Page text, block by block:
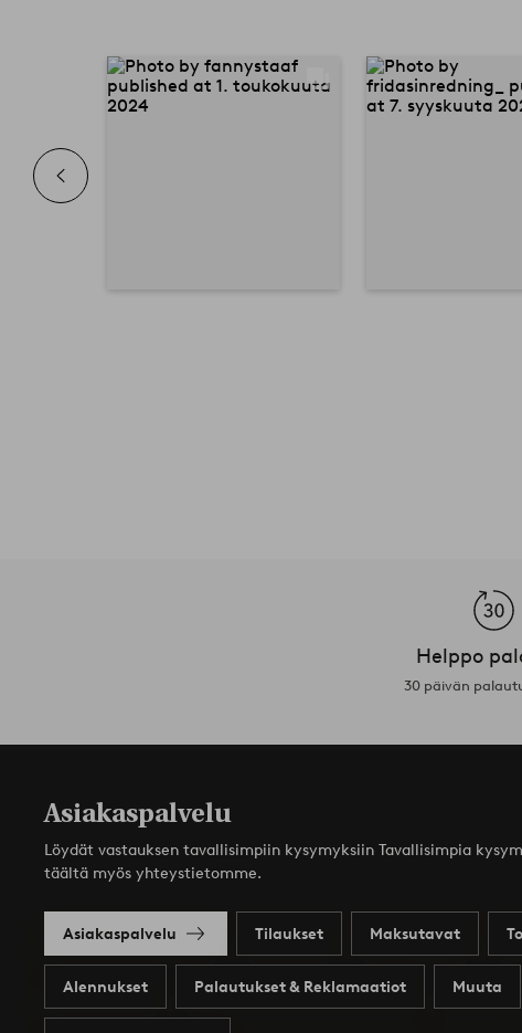
Helppo
30 päivän
Asiakaspalvelu
Löydät vastauksen tavallisimpiin kysymyksiin Tavallisimpia
täältä myös yhteystietomme.
Asiakaspalvelu Tilaukset Maksutavat
Alennukset Palautukset & Reklamaatiot Muuta